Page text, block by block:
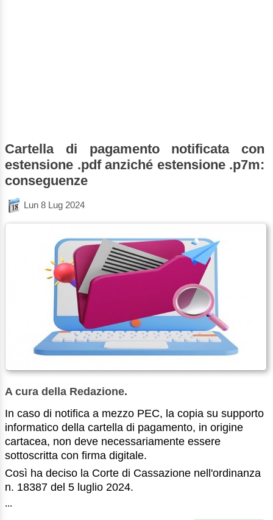
Cartella di pagamento notificata con
estensione .pdf anziché estensione .p7m:
conseguenze
Lun 8 Lug 2024
A cura della Redazione.
In caso di notifica a mezzo PEC, la copia su supporto
informatico della cartella di pagamento, in origine
cartacea, non deve necessariamente essere
sottoscritta con firma digitale.
Così ha deciso la Corte di Cassazione nell'ordinanza
n. 18387 del 5 luglio 2024.
...